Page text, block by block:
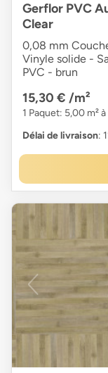
Gerflor PVC
Clear
0,08 mm
Vinyle solide -
PVC - brun
15,30 € /m²
1 Paquet: 5,00 m²
Délai de livraison: